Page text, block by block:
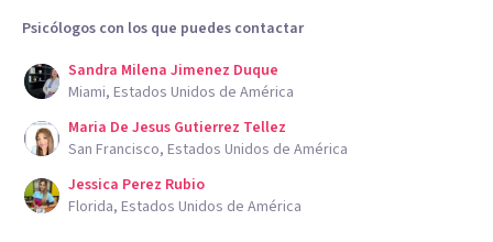
Psicólogos con los que puedes contactar
Sandra Milena Jimenez Duque
Miami, Estados Unidos de América
Maria De Jesus Gutierrez Tellez
San Francisco, Estados Unidos de América
Jessica Perez Rubio
Florida, Estados Unidos de América